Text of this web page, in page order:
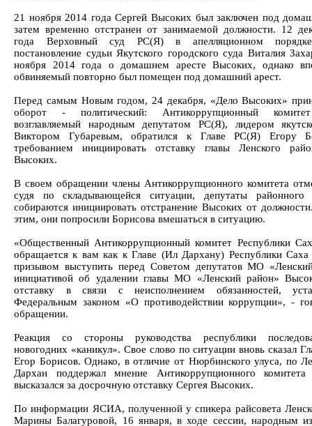
21 ноября 2014 года Сергей Высоких был заключен под
затем временно отстранен от занимаемой должности. 12
года Верховный суд РС(Я) в апелляционном
постановление судьи Якутского городского суда Виталия
ноября 2014 года о домашнем аресте Высоких, однако
обвиняемый повторно был помещен под домашний арест.
Перед самым Новым годом, 24 декабря, «Дело Высоких»
оборот - политический: Антикоррупционный
возглавляемый народным депутатом РС(Я), лидером
Виктором Губаревым, обратился к Главе РС(Я) Егору
требованием инициировать отставку главы Ленского
Высоких.
В своем обращении члены Антикоррупционного комитета
судя по складывающейся ситуации, депутаты районного
собираются инициировать отстранение Высоких от
этим, они попросили Борисова вмешаться в ситуацию.
«Общественный Антикоррупционный комитет Республики
обращается к вам как к Главе (Ил Дархану) Республики
призывом выступить перед Советом депутатов МО
инициативой об удалении главы МО «Ленский район»
отставку в связи с неисполнением обязанностей,
Федеральным законом «О противодействии коррупции», -
обращении.
Реакция со стороны руководства республики
новогодних «каникул». Свое слово по ситуации вновь сказал
Егор Борисов. Однако, в отличие от Нюрбинского улуса, по
Дархан поддержал мнение Антикоррупционного
высказался за досрочную отставку Сергея Высоких.
По информации ЯСИА, полученной у спикера райсовета
Марины Балагуровой, 16 января, в ходе сессии, народным